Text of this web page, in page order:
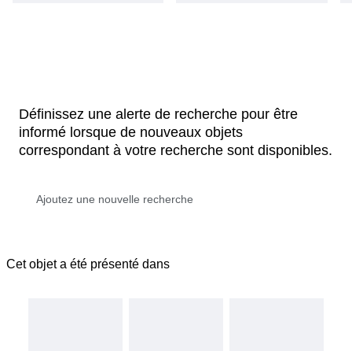
Définissez une alerte de recherche pour être
informé lorsque de nouveaux objets
correspondant à votre recherche sont disponibles.
Cet objet a été présenté dans